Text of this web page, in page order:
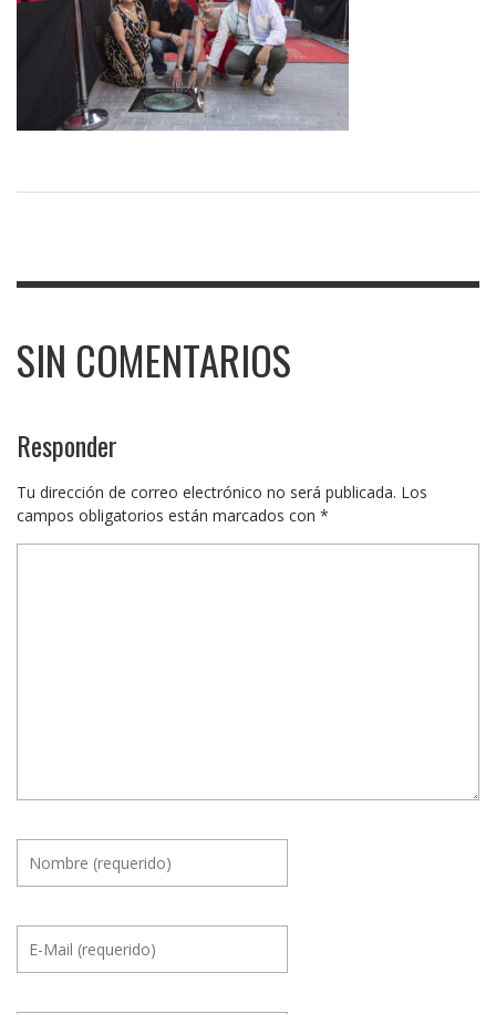
SIN COMENTARIOS
Responder
Tu dirección de correo electrónico no será publicada. Los
campos obligatorios están marcados con *